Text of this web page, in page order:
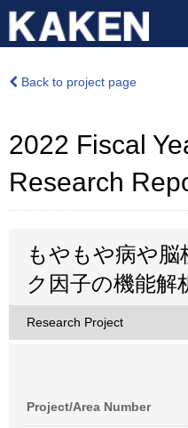
Back to project page
2022 Fiscal
Research
もやもや病や脳
ク因子の機能解
Research Project
Project/Area Number